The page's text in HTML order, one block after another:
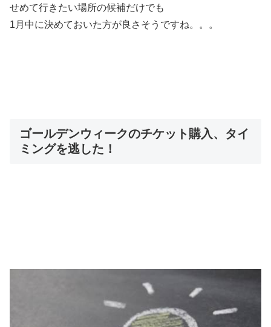
せめて行きたい場所の候補だけでも
1月中に決めておいた方が良さそうですね。。。
ゴールデンウィークのチケット購入、タイ
ミングを逃した！